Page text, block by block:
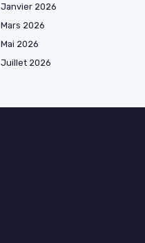
Janvier 2026
Mars 2026
Mai 2026
Juillet 2026